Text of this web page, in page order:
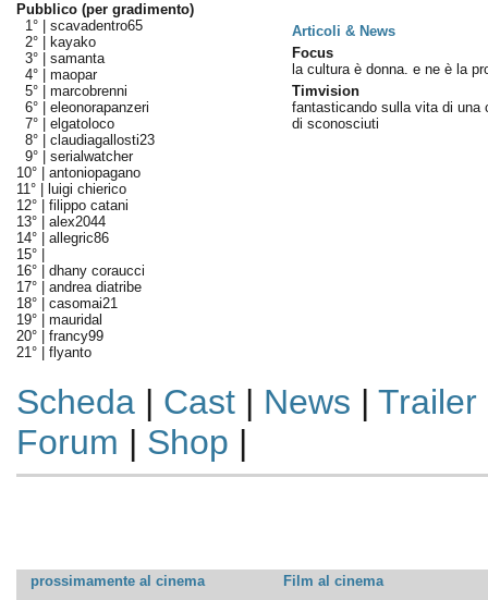
Pubblico (per gradimento)
1° | scavadentro65
2° |
kayako
3° | samanta
4° | maopar
5° | marcobrenni
6° | eleonorapanzeri
7° | elgatoloco
8° | claudiagallosti23
9° | serialwatcher
10° | antoniopagano
11° |
luigi chierico
12° | filippo catani
13° | alex2044
14° | allegric86
15° |
16° | dhany coraucci
17° | andrea diatribe
18° | casomai21
19° | mauridal
20° | francy99
21° | flyanto
Articoli & News
Focus
la cultura è donna. e ne è la
Timvision
fantasticando sulla vita di una
di sconosciuti
Scheda| Cast| News | Trailer
Forum | Shop |
prossimamente al cinema
Film al cinema